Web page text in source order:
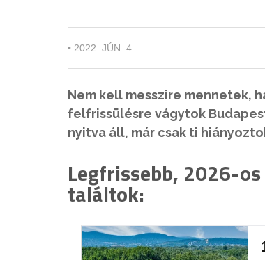
• 2022. JÚN. 4.
Nem kell messzire mennetek,
felfrissülésre vágytok
nyitva áll, már csak ti
Legfrissebb, 2026-
találtok: